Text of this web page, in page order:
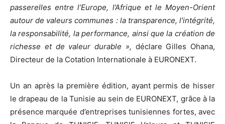
passerelles entre l’Europe, l’Afrique et le Moyen-Orient
autour de valeurs communes : la transparence, l’intégrité,
la responsabilité, la performance, ainsi que la création de
richesse et de valeur durable », déclare Gilles Ohana,
Directeur de la Cotation Internationale à EURONEXT.
Un an après la première édition, ayant permis de hisser
le drapeau de la Tunisie au sein de EURONEXT, grâce à la
présence marquée d’entreprises tunisiennes fortes, avec